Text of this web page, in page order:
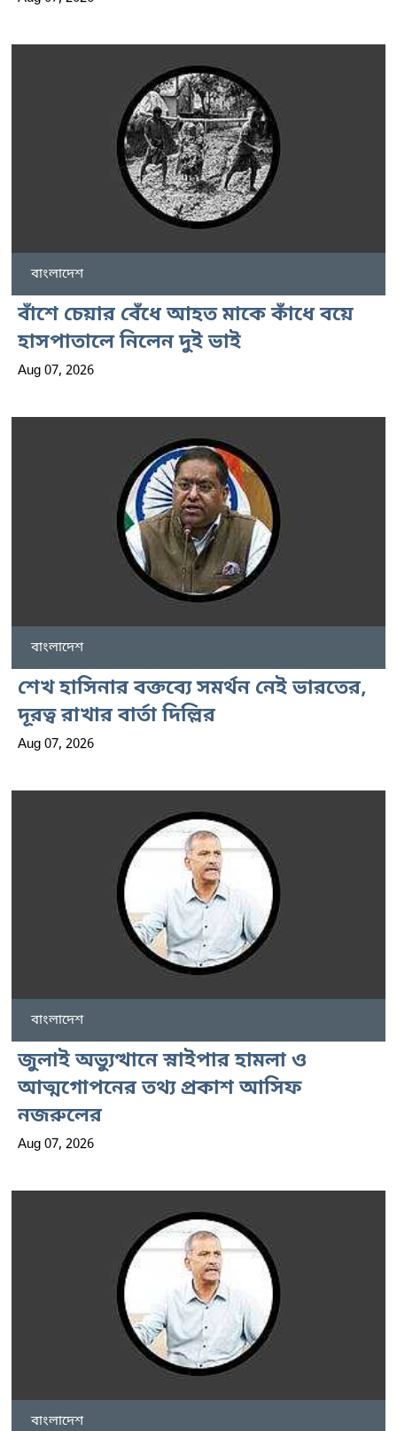
বাংলাদেশ
বাঁশে চেয়ার বেঁধে আহত মাকে কাঁধে বয়ে
হাসপাতালে নিলেন দুই ভাই
Aug 07, 2026
বাংলাদেশ
শেখ হাসিনার বক্তব্যে সমর্থন নেই ভারতের,
দূরত্ব রাখার বার্তা দিল্লির
Aug 07, 2026
বাংলাদেশ
জুলাই অভ্যুত্থানে স্নাইপার হামলা ও
আত্মগোপনের তথ্য প্রকাশ আসিফ
নজরুলের
Aug 07, 2026
বাংলাদেশ